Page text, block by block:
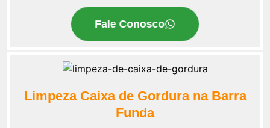
Fale Conosco
Limpeza Caixa de Gordura na Barra
Funda